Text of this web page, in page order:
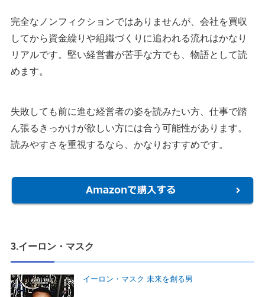
完全なノンフィクションではありませんが、会社を買収
してから資金繰りや組織づくりに追われる流れはかなり
リアルです。堅い経営書が苦手な方でも、物語として読
めます。
失敗しても前に進む経営者の姿を読みたい方、仕事で踏
ん張るきっかけが欲しい方には合う可能性があります。
読みやすさを重視するなら、かなりおすすめです。
3.イーロン・マスク
イーロン・マスク 未来を創る男